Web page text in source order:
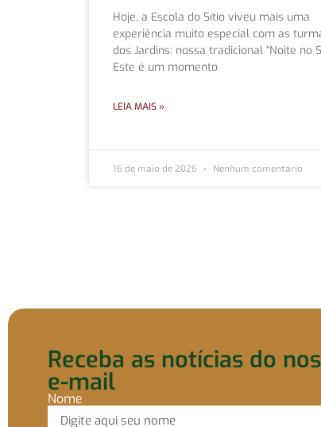
Hoje, a Escola do Sítio viveu mais uma
experiência muito especial com as
dos Jardins: nossa tradicional “Noite no
Este é um momento
LEIA MAIS »
16 de maio de 2026 Nenhum comentário
Receba as notícias do
e-mail
Nome